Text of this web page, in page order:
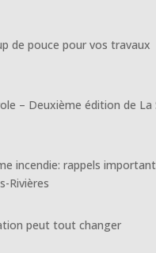
de pouce pour vos travaux
– Deuxième édition de La
incendie: rappels
Rivières
peut tout changer